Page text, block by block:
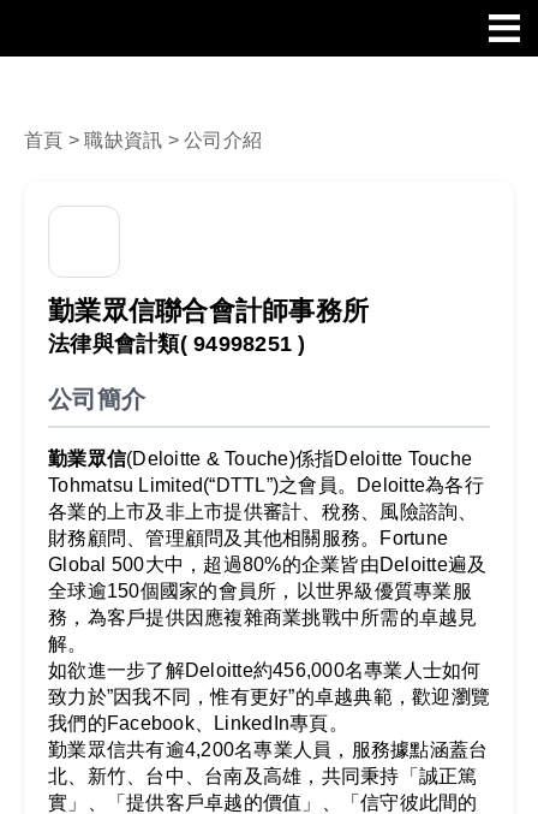
首頁 >職缺資訊 > 公司介紹
勤業眾信聯合會計師事務所
法律與會計類( 94998251 )
公司簡介
勤業眾信(Deloitte & Touche)係指Deloitte Touche
Tohmatsu Limited(“DTTL”)之會員。Deloitte為各行
各業的上市及非上市提供審計、稅務、風險諮詢、
財務顧問、管理顧問及其他相關服務。Fortune
Global 500大中，超過80%的企業皆由Deloitte遍及
全球逾150個國家的會員所，以世界級優質專業服
務，為客戶提供因應複雜商業挑戰中所需的卓越見
解。
如欲進一步了解Deloitte約456,000名專業人士如何
致力於”因我不同，惟有更好”的卓越典範，歡迎瀏覽
我們的Facebook、LinkedIn專頁。
勤業眾信共有逾4,200名專業人員，服務據點涵蓋台
北、新竹、台中、台南及高雄，共同秉持「誠正篤
實」、「提供客戶卓越的價值」、「信守彼此間的